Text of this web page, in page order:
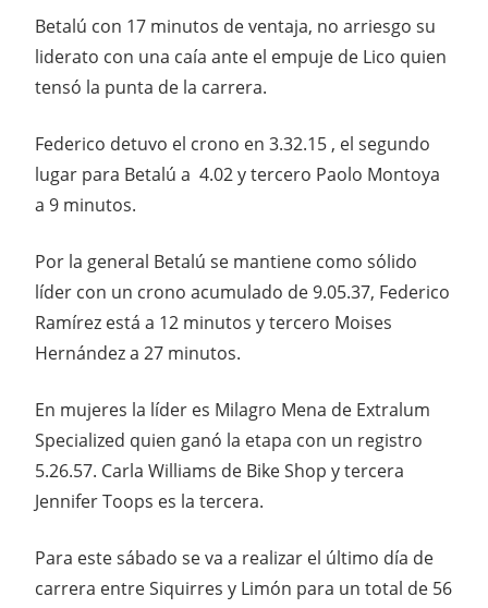
Betalú con 17 minutos de ventaja, no arriesgo su
liderato con una caía ante el empuje de Lico quien
tensó la punta de la carrera.
Federico detuvo el crono en 3.32.15 , el segundo
lugar para Betalú a 4.02 y tercero Paolo Montoya
a 9 minutos.
Por la general Betalú se mantiene como sólido
líder con un crono acumulado de 9.05.37, Federico
Ramírez está a 12 minutos y tercero Moises
Hernández a 27 minutos.
En mujeres la líder es Milagro Mena de Extralum
Specialized quien ganó la etapa con un registro
5.26.57. Carla Williams de Bike Shop y tercera
Jennifer Toops es la tercera.
Para este sábado se va a realizar el último día de
carrera entre Siquirres y Limón para un total de 56